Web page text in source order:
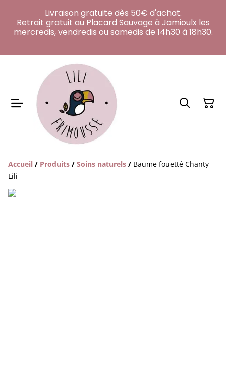
Livraison gratuite dès 50€ d'achat.
Retrait gratuit au Placard Sauvage à Jamioulx les
mercredis, vendredis ou samedis de 14h30 à 18h30.
Accueil / Produits / Soins naturels / Baume fouetté Chanty
Lili